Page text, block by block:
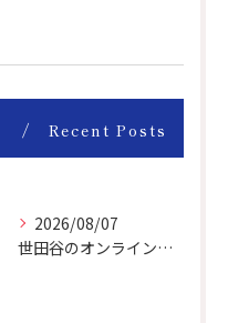
Recent Posts
2026/08/07
世田谷のオンライン肉屋のお肉は美味しいですよ！